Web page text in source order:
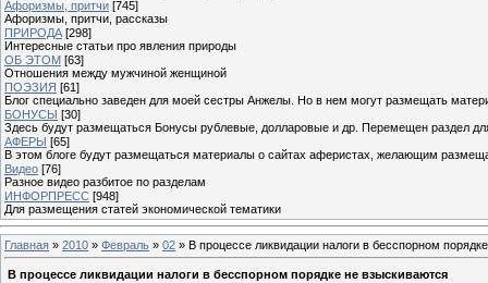
Афоризмы, притчи [745]
Афоризмы, притчи, рассказы
ПРИРОДА [298]
Интересные статьи про явления природы
ОБ ЭТОМ [63]
Отношения между мужчиной женщиной
ПОЭЗИЯ [61]
Блог специально заведен для моей сестры Анжелы. Но в нем могут размещать
БОНУСЫ [30]
Здесь будут размещаться Бонусы рублевые, долларовые и др. Перемещен раздел
АФЕРЫ [65]
В этом блоге будут размещаться материалы о сайтах аферистах, желающим
Видео [76]
Разное видео разбитое по разделам
ИНФОРПРЕСС [948]
Для размещения статей экономической тематики
Главная » 2010 » Февраль » 02 » В процессе ликвидации налоги в бесспорном
В процессе ликвидации налоги в бесспорном порядке не взыскиваются